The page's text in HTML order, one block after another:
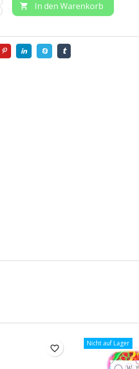
 In den Warenkorb
favorite_border
Nicht auf Lager